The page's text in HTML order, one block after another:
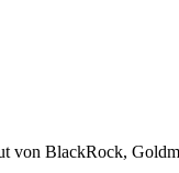
von BlackRock,